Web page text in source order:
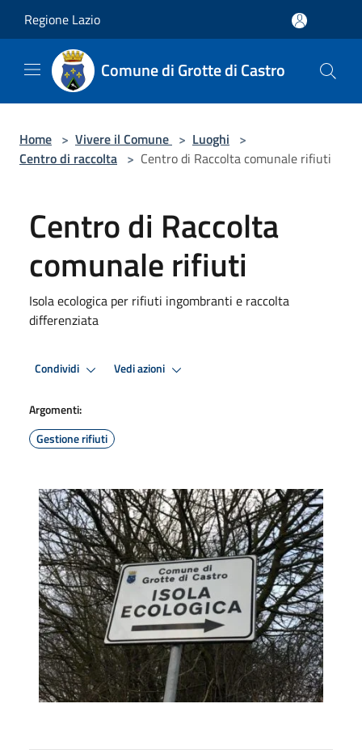
Regione Lazio
Comune di Grotte di Castro
Home > Vivere il Comune > Luoghi >
Centro di raccolta > Centro di Raccolta comunale rifiuti
Centro di Raccolta
comunale rifiuti
Isola ecologica per rifiuti ingombranti e raccolta
differenziata
Condividi Vedi azioni
Argomenti:
Gestione rifiuti